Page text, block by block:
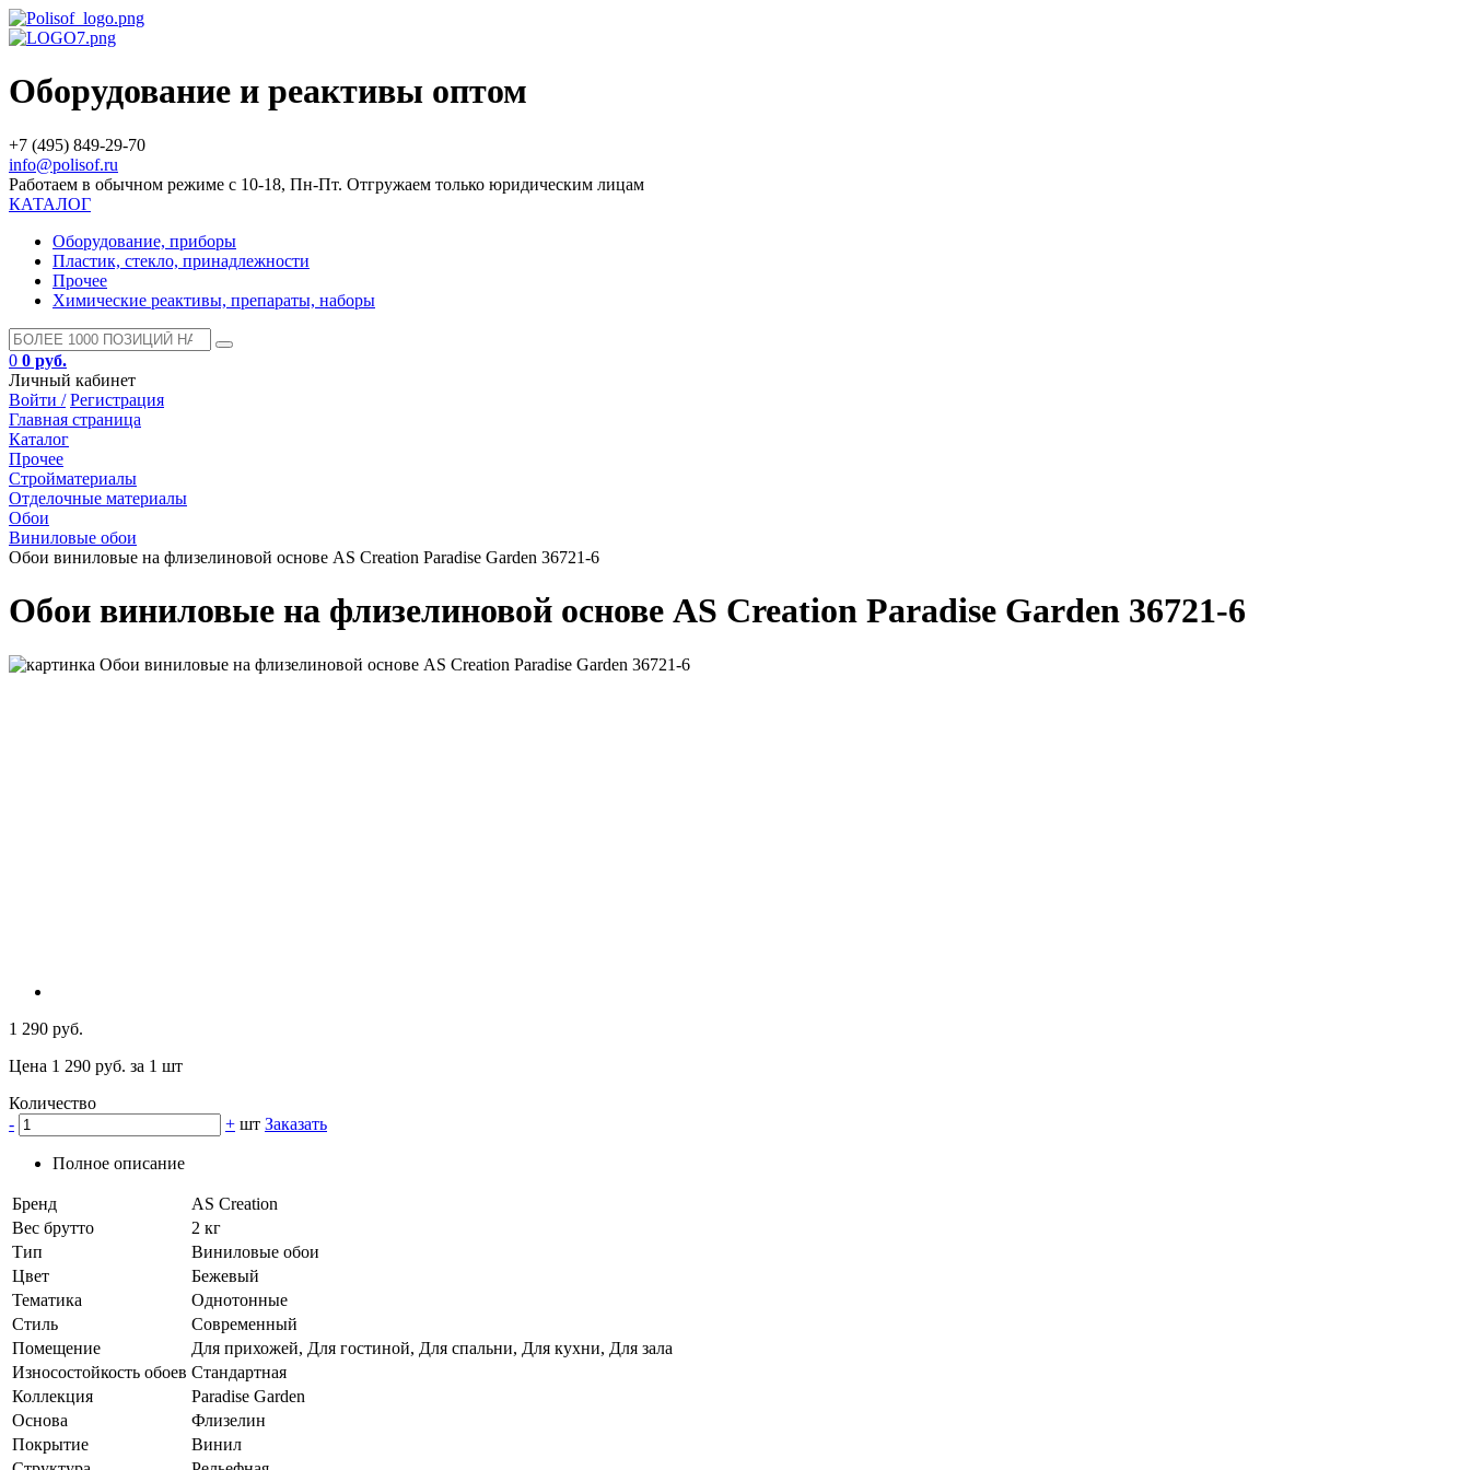
Оборудование и реактивы оптом
+7 (495) 849-29-70
info@polisof.ru
Работаем в обычном режиме с 10-18, Пн-Пт. Отгружаем только юридическим лицам
КАТАЛОГ
Оборудование, приборы
Пластик, стекло, принадлежности
Прочее
Химические реактивы, препараты, наборы
0 0 руб.
Личный кабинет
Войти / Регистрация
Главная страница
Каталог
Прочее
Стройматериалы
Отделочные материалы
Обои
Виниловые обои
Обои виниловые на флизелиновой основе AS Creation Paradise Garden 36721-6
Обои виниловые на флизелиновой основе AS Creation Paradise Garden 36721-6
1 290 руб.
Цена 1 290 руб. за 1 шт
Количество
-
+ шт Заказать
Полное описание
Бренд
AS Creation
Вес брутто
2 кг
Тип
Виниловые обои
Цвет
Бежевый
Тематика
Однотонные
Стиль
Современный
Помещение
Для прихожей, Для гостиной, Для спальни, Для кухни, Для зала
Износостойкость обоев Стандартная
Коллекция
Paradise Garden
Основа
Флизелин
Покрытие
Винил